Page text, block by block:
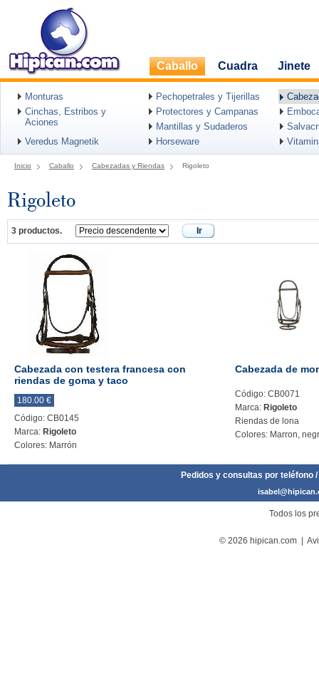
Caballo Cuadra Jinete
Monturas Pechopetrales y Tijerillas
Cinchas, Estribos y
Aciones
Protectores y Campanas
Mantillas y Sudaderos
Veredus Magnetik
Horseware
Inicio Caballo Cabezadas y Riendas Rigoleto
Rigoleto
3 productos. Ir
Cabezada con testera francesa con
riendas de goma y taco
180.00 €
Código: CB0145
Marca: Rigoleto
Colores: Marrón
Cabezada de
Código: CB0071
Marca: Rigoleto
Riendas de lona
Colores: Marron,
Pedidos y consultas por teléfono
Todos los
© 2026 hipican.com |